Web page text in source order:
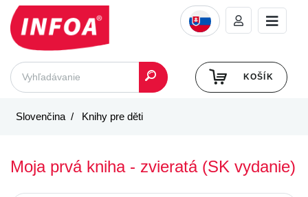
KOŠÍK
Slovenčina Knihy pre děti
Moja prvá kniha - zvieratá (SK vydanie)